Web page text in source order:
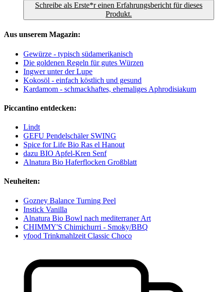
Schreibe als Erste*r einen Erfahrungsbericht für dieses
Produkt.
Aus unserem Magazin:
Gewürze - typisch südamerikanisch
Die goldenen Regeln für gutes Würzen
Ingwer unter der Lupe
Kokosöl - einfach köstlich und gesund
Kardamom - schmackhaftes, ehemaliges Aphrodisiakum
Piccantino entdecken:
Lindt
GEFU Pendelschäler SWING
Spice for Life Bio Ras el Hanout
dazu BIO Apfel-Kren Senf
Alnatura Bio Haferflocken Großblatt
Neuheiten:
Gozney Balance Turning Peel
Instick Vanilla
Alnatura Bio Bowl nach mediterraner Art
CHIMMY'S Chimichurri - Smoky/BBQ
yfood Trinkmahlzeit Classic Choco